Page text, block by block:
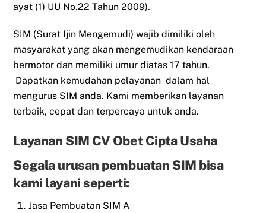
ayat (1) UU No.22 Tahun 2009).
SIM (Surat Ijin Mengemudi) wajib dimiliki oleh
masyarakat yang akan mengemudikan kendaraan
bermotor dan memiliki umur diatas 17 tahun.
Dapatkan kemudahan pelayanan dalam hal
mengurus SIM anda. Kami memberikan layanan
terbaik, cepat dan terpercaya untuk anda.
Layanan SIM CV Obet Cipta Usaha
Segala urusan pembuatan SIM bisa
kami layani seperti:
Jasa Pembuatan SIM A